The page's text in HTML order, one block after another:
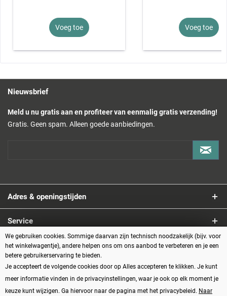
Voeg toe Voeg toe
Nieuwsbrief
Meld u nu gratis aan en profiteer van eenmalig gratis verzending!
Gratis. Geen spam. Alleen goede aanbiedingen.
Adres & openingstijden
Service
Informatie
Betaalmethoden
We gebruiken cookies. Sommige daarvan zijn technisch noodzakelijk (bijv. voor
het winkelwagentje), andere helpen ons om ons aanbod te verbeteren en je een
betere gebruikerservaring te bieden.
Je accepteert de volgende cookies door op Alles accepteren te klikken. Je kunt
meer informatie vinden in de privacyinstellingen, waar je ook op elk moment je
keuze kunt wijzigen. Ga hiervoor naar de pagina met het privacybeleid. Naar